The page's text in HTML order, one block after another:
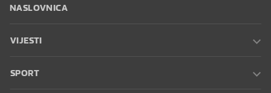
NASLOVNICA
VIJESTI
SPORT